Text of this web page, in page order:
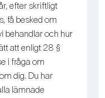
efter skriftligt
få besked om
behandlar och hur
att enligt 28 §
i fråga om
dig. Du har
lämnade